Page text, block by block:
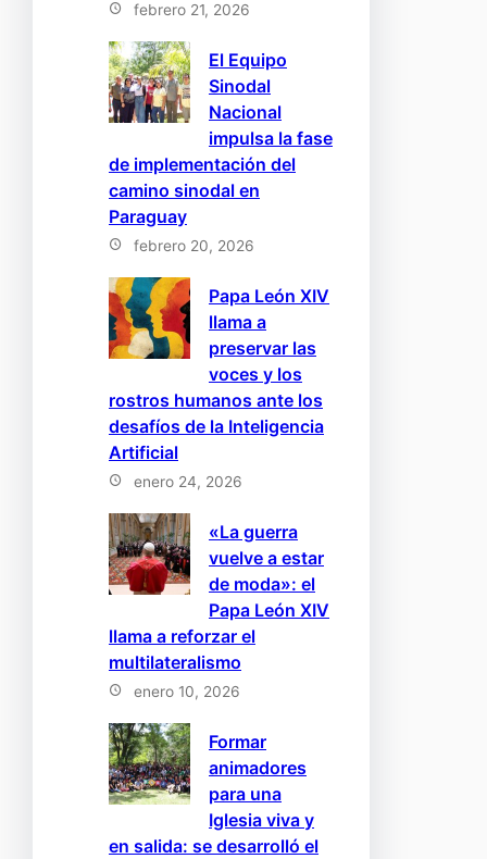
febrero 21, 2026
El Equipo
Sinodal
Nacional
impulsa la fase
de implementación del
camino sinodal en
Paraguay
febrero 20, 2026
Papa León XIV
llama a
preservar las
voces y los
rostros humanos ante los
desafíos de la Inteligencia
Artificial
enero 24, 2026
«La guerra
vuelve a estar
de moda»: el
Papa León XIV
llama a reforzar el
multilateralismo
enero 10, 2026
Formar
animadores
para una
Iglesia viva y
en salida: se desarrolló el